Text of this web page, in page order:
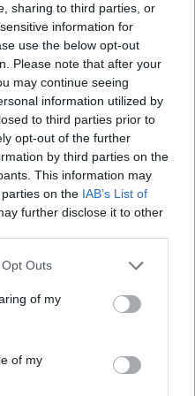
sharing to third parties, or
information for
use the below opt-out
Please note that after your
may continue seeing
information utilized by
to third parties prior to
opt-out of the further
by third parties on the
This information may
on the IAB’s List of
further disclose it to other
Outs
of my
of my
śluz
i od paru dni mnie coś
? Dodam że
z moim partnerem bez
28-30 dni Dziś
Nie wiem czy mam
wolny
kobieta